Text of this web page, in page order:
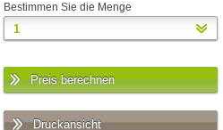
Bestimmen Sie die Menge
Preis berechnen
Druckansicht